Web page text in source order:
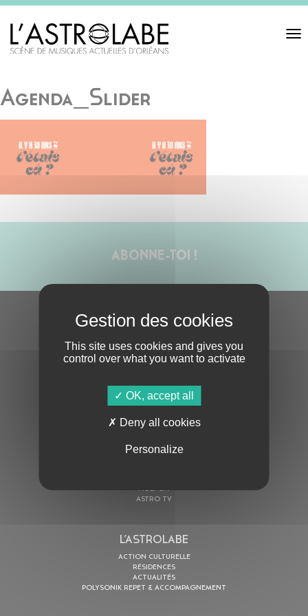
Toggle
Agenda_Slider
ABONNE-TOI !
S'ABONNER À LA NEWSLETTER
En cochant cette case, j’accepte la Politique de confidentialité
AGENDA
ASTRO TV
L’ASTROLABE
ACTION CULTURELLE
RÉSIDENCES
ACTUALITÉS
POLYSONIK REPET & ACCOMPAGNEMENT
This site uses cookies and gives you
control over what you want to activate
OK, accept all
Deny all cookies
Personalize